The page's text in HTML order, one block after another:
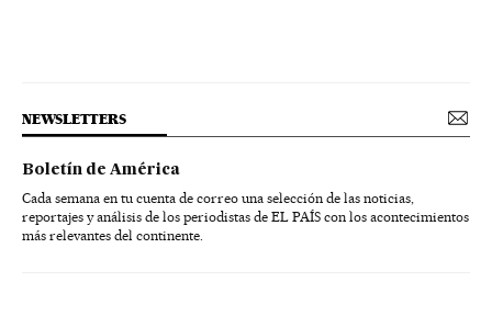
NEWSLETTERS
Boletín de América
Cada semana en tu cuenta de correo una selección de las noticias,
reportajes y análisis de los periodistas de EL PAÍS con los acontecimientos
más relevantes del continente.